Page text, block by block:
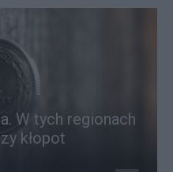
W tych regionach
kłopot